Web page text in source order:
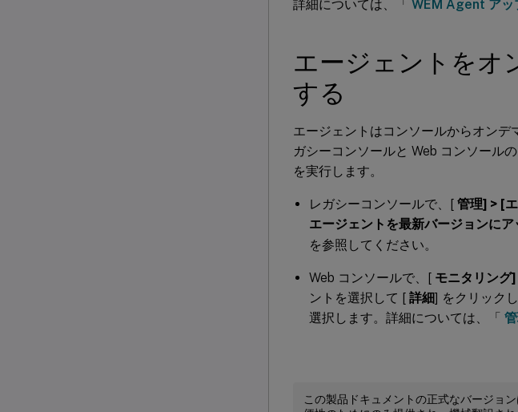
詳細については、「 WEM Agent アッ
エージェントをオ
する
エージェントはコンソールからオン
ガシーコンソールと Web コンソール
を実行します。
レガシーコンソールで、[ 管理] > [
エージェントを最新バージョンにア
を参照してください。
Web コンソールで、[ モニタリング
ントを選択して [ 詳細] をクリック
選択します。詳細については、「
この製品ドキュメントの正式なバージョ